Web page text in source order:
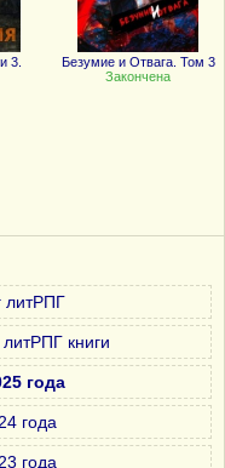
3.
Безумие и Отвага. Том 3
Закончена
литРПГ
книги
года
года
года